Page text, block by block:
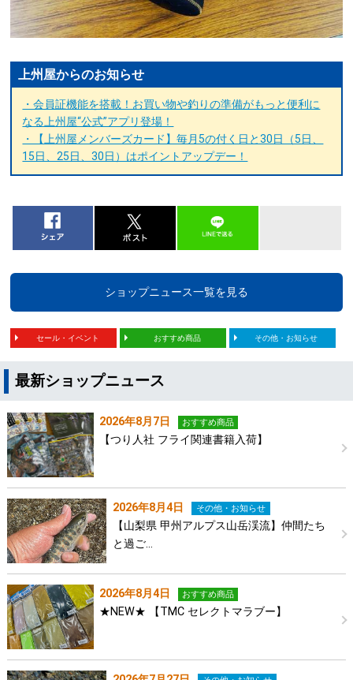
上州屋からのお知らせ
・会員証機能を搭載！お買い物や釣りの準備がもっと便利に
なる上州屋“公式”アプリ登場！
・【上州屋メンバーズカード】毎月5の付く日と30日（5日、
15日、25日、30日）はポイントアップデー！
ショップニュース一覧を見る
セール・イベント おすすめ商品 その他・お知らせ
最新ショップニュース
2026年8月7日 おすすめ商品
【つり人社 フライ関連書籍入荷】
2026年8月4日 その他・お知らせ
【山梨県 甲州アルプス山岳渓流】仲間たち
と過ご…
2026年8月4日 おすすめ商品
★NEW★ 【TMC セレクトマラブー】